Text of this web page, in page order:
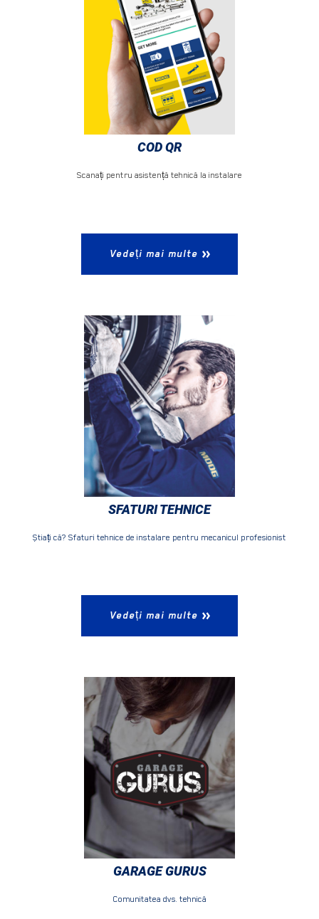
COD QR
Scanați pentru asistență tehnică la instalare
Vedeți mai multe
SFATURI TEHNICE
Știați că? Sfaturi tehnice de instalare pentru mecanicul profesionist
Vedeți mai multe
GARAGE GURUS
Comunitatea dvs. tehnică